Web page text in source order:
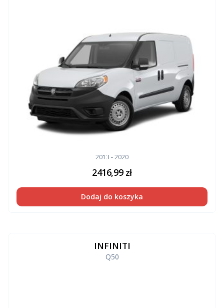
2013 - 2020
2416,99 zł
Dodaj do koszyka
INFINITI
Q50